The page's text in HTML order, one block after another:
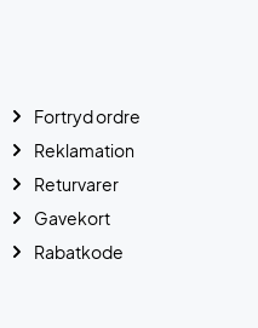
Fortryd ordre
Reklamation
Returvarer
Gavekort
Rabatkode